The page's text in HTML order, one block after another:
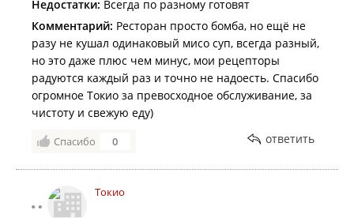
Недостатки: Всегда по разному готовят
Комментарий: Ресторан просто бомба, но ещё не
разу не кушал одинаковый мисо суп, всегда разный,
но это даже плюс чем минус, мои рецепторы
радуются каждый раз и точно не надоесть. Спасибо
огромное Токио за превосходное обслуживание, за
чистоту и свежую еду)
Спасибо 0 ответить
Токио